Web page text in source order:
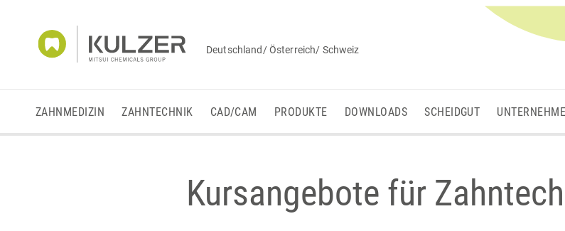
Deutschland/ Österreich/ Schweiz
ZAHNMEDIZIN ZAHNTECHNIK CAD/CAM PRODUKTE DOWNLOADS SCHEIDGUT
Kursangebote für